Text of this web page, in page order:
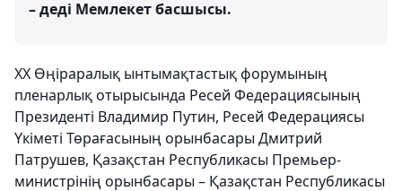
– деді Мемлекет басшысы.
ХХ Өңіраралық ынтымақтастық форумының
пленарлық отырысында Ресей Федерациясының
Президенті Владимир Путин, Ресей Федерациясы
Үкіметі Төрағасының орынбасары Дмитрий
Патрушев, Қазақстан Республикасы Премьер-
министрінің орынбасары – Қазақстан Республикасы